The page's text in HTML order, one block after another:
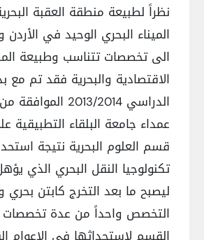
نظراً لطبيعة منطقة العقبة
الميناء البحري الوحيد في
الى تخصصات تتناسب وطبيعة
الاقتصادية والبحرية فقد تم مع
الدراسي 2013/2014
عمداء جامعة البلقاء التطبيقية
قسم العلوم البحرية نتيجة
تكنولوجيا النقل البحري الذي
ليصبح ما بعد التخرج كابتن بحري
التخصص واحداً من عدة تخصصات